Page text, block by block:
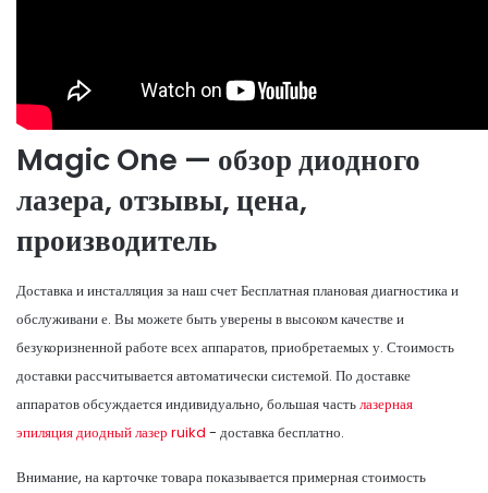
Magic One — обзор диодного
лазера, отзывы, цена,
производитель
Доставка и инсталляция за наш счет Бесплатная плановая диагностика и
обслуживани е. Вы можете быть уверены в высоком качестве и
безукоризненной работе всех аппаратов, приобретаемых у. Стоимость
доставки рассчитывается автоматически системой. По доставке
аппаратов обсуждается индивидуально, большая частьлазерная
эпиляция диодный лазер ruikd - доставка бесплатно.
Внимание, на карточке товара показывается примерная стоимость